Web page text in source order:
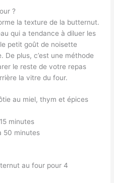
?
la texture de la butternut.
qui a tendance à diluer les
petit goût de noisette
plus, c’est une méthode
le reste de votre repas
la vitre du four.
au miel, thym et épices
15 minutes
50 minutes
au four pour 4